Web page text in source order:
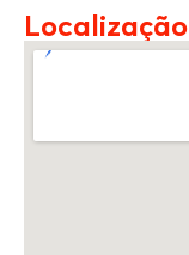
Localização